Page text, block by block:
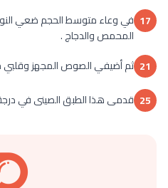
17 في وعاء متوسط الحجم ضعي
المحمص والدجاج .
21 ثم أضيفي الصوص المجهز وقلبي
25 قدمى هذا الطبق الصينى في